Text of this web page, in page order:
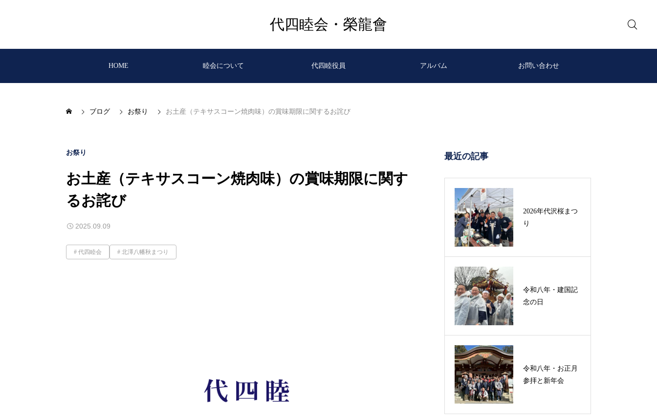
代四睦会・榮龍會
HOME 睦会について 代四睦役員 アルバム お問い合わせ
ブログ お祭り お土産（テキサスコーン焼肉味）の賞味期限に関するお詫び
お祭り
お土産（テキサスコーン焼肉味）の賞味期限に関す
るお詫び
2025.09.09
代四睦会 北澤八幡秋まつり
最近の記事
2026年代沢桜まつ
り
令和八年・建国記
念の日
令和八年・お正月
参拝と新年会